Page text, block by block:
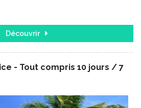
Découvrir
- Tout compris 10 jours / 7